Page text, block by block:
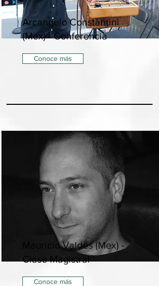
Arcangelo Constantini
(Mex) - Conferencia
Conoce más
Mauricio Valdés (Mex) -
Clase Magistral
Conoce más